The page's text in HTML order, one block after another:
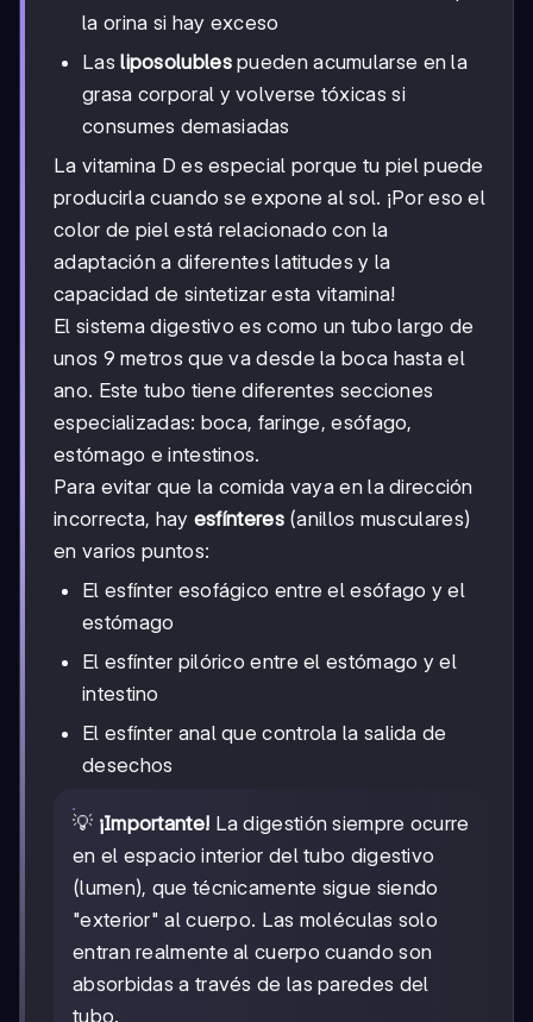
la orina si hay exceso
Lasliposolublespueden acumularse en la
grasa corporal y volverse tóxicas si
consumes demasiadas
La vitamina D es especial porque tu piel puede
producirla cuando se expone al sol. ¡Por eso el
color de piel está relacionado con la
adaptación a diferentes latitudes y la
capacidad de sintetizar esta vitamina!
El sistema digestivo es como un tubo largo de
unos 9 metros que va desde la boca hasta el
ano. Este tubo tiene diferentes secciones
especializadas: boca, faringe, esófago,
estómago e intestinos.
Para evitar que la comida vaya en la dirección
incorrecta, hay esfínteres(anillos musculares)
en varios puntos:
El esfínter esofágico entre el esófago y el
estómago
El esfínter pilórico entre el estómago y el
intestino
El esfínter anal que controla la salida de
desechos
💡 ¡Importante! La digestión siempre ocurre
en el espacio interior del tubo digestivo
(lumen), que técnicamente sigue siendo
"exterior" al cuerpo. Las moléculas solo
entran realmente al cuerpo cuando son
absorbidas a través de las paredes del
tubo.